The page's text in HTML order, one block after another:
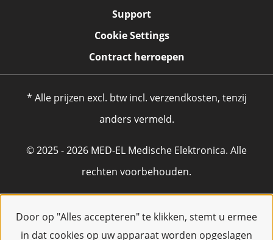
Door op "Alles accepteren" te klikken, stemt u ermee
in dat cookies op uw apparaat worden opgeslagen
Support
Cookie Settings
Contract herroepen
* Alle prijzen excl. btw incl. verzendkosten, tenzij
anders vermeld.
© 2025 - 2026 MED-EL Medische Elektronica. Alle
rechten voorbehouden.